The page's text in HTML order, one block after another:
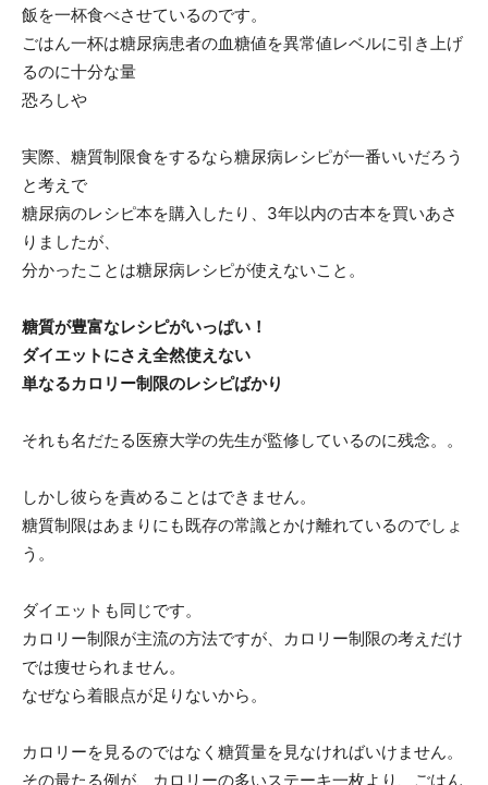
飯を一杯食べさせているのです。
ごはん一杯は糖尿病患者の血糖値を異常値レベルに引き上げ
るのに十分な量
恐ろしや
実際、糖質制限食をするなら糖尿病レシピが一番いいだろう
と考えで
糖尿病のレシピ本を購入したり、3年以内の古本を買いあさ
りましたが、
分かったことは糖尿病レシピが使えないこと。
糖質が豊富なレシピがいっぱい！
ダイエットにさえ全然使えない
単なるカロリー制限のレシピばかり
それも名だたる医療大学の先生が監修しているのに残念。。
しかし彼らを責めることはできません。
糖質制限はあまりにも既存の常識とかけ離れているのでしょ
う。
ダイエットも同じです。
カロリー制限が主流の方法ですが、カロリー制限の考えだけ
では痩せられません。
なぜなら着眼点が足りないから。
カロリーを見るのではなく糖質量を見なければいけません。
その最たる例が、カロリーの多いステーキ一枚より、ごはん